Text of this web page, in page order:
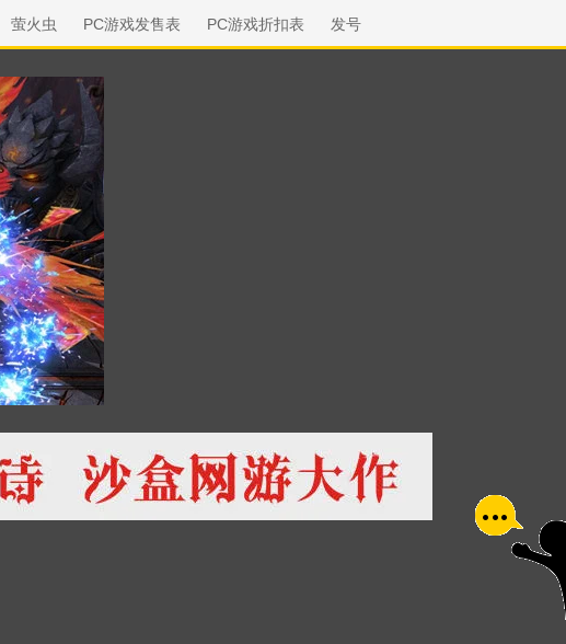
萤火虫 PC游戏发售表 PC游戏折扣表 发号